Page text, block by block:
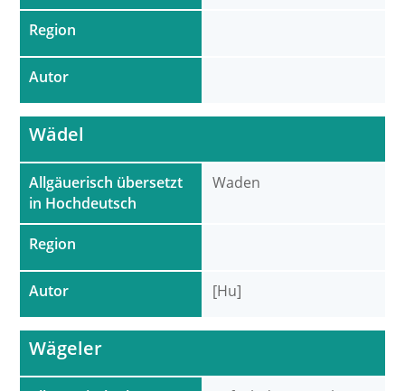
Region
Autor
Allgäuerisch übersetzt
in Hochdeutsch
Region
Autor
Wädel
Waden
[Hu]
Wägeler